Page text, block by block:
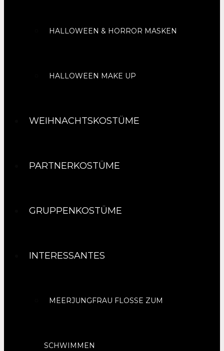
HALLOWEEN & HORROR MASKEN
HALLOWEEN MAKE UP
WEIHNACHTSKOSTÜME
PARTNERKOSTÜME
GRUPPENKOSTÜME
INTERESSANTES
MEERJUNGFRAU FLOSSE ZUM
SCHWIMMEN